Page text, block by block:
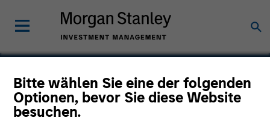
Bitte wählen Sie eine der folgenden
Optionen, bevor Sie diese Website
besuchen.
DiscoveRx